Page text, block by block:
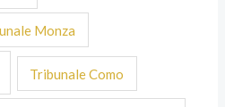
Monza
Tribunale Como